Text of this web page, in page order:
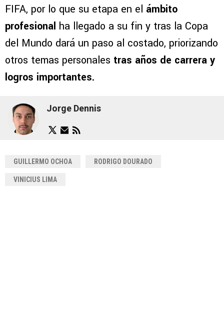
FIFA, por lo que su etapa en el ámbito
profesional ha llegado a su fin y tras la Copa
del Mundo dará un paso al costado, priorizando
otros temas personales tras años de carrera y
logros importantes.
Jorge Dennis
GUILLERMO OCHOA RODRIGO DOURADO
VINICIUS LIMA